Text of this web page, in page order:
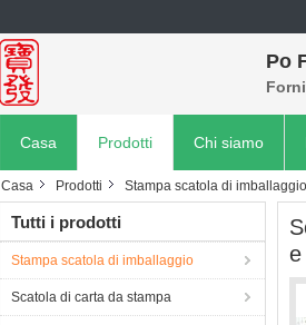
Po
Casa Prodotti Chi siamo
Casa Prodotti Stampa scatola di imballaggio
Tutti i prodotti
Stampa scatola di imballaggio
Scatola di carta da stampa
e